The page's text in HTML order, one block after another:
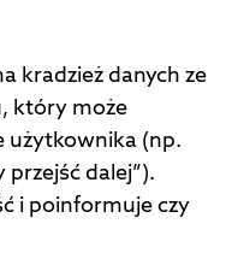
kradzież danych ze
który może
użytkownika (np.
dalej”).
i poinformuje czy